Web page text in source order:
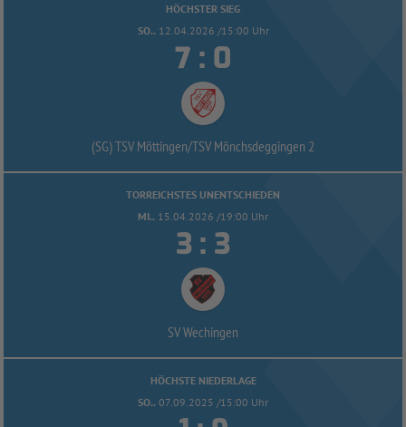
HÖCHSTER SIEG
SO.. 12.04.2026 /15:00 Uhr
 : 
(SG) TSV Möttingen/TSV Mönchsdeggingen 2
TORREICHSTES UNENTSCHIEDEN
MI.. 15.04.2026 /19:00 Uhr
 : 
SV Wechingen
HÖCHSTE NIEDERLAGE
SO.. 07.09.2025 /15:00 Uhr